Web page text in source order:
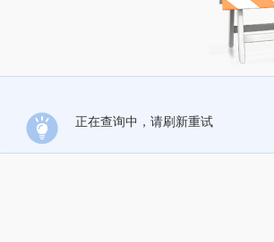
正在查询中，请刷新重试